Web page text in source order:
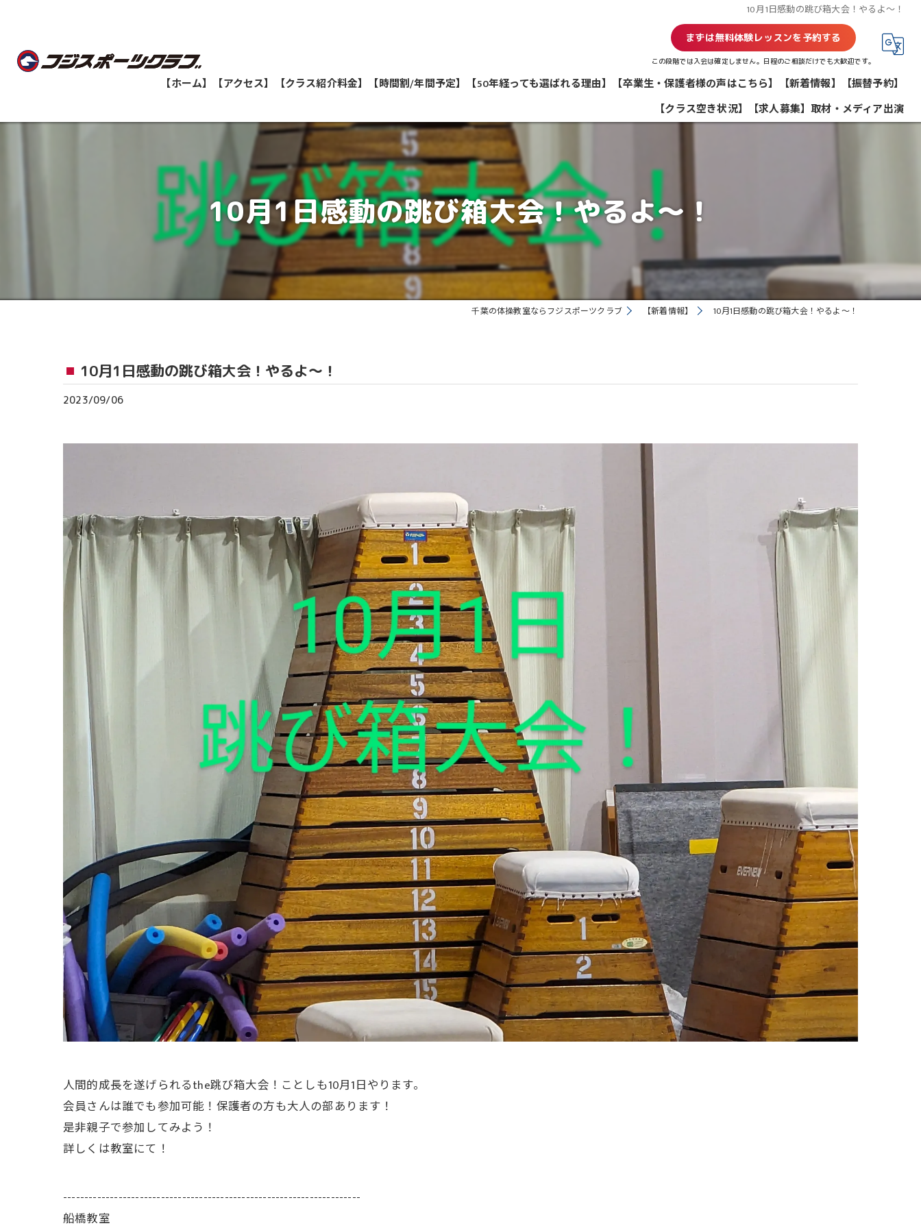
10月1日感動の跳び箱大会！やるよ～！
まずは無料体験レッスンを予約する
この段階では入会は確定しません。日程のご相談だけでも大歓迎です。
【ホーム】 【アクセス】
船橋教室
志津教室
津田沼教室
八千代緑が丘教室
印西牧の原教室
【クラス紹介料金】 【時間割/年間予定】 【50年経っても選ばれる理由】
私たちが教えます
【卒業生・保護者様の声はこちら】 【新着情報】
【振替予約】
【クラス空き状況】
【求人募集】取材・メディア出演
10月1日感動の跳び箱大会！やるよ～！
千葉の体操教室ならフジスポーツクラブ 【新着情報】 10月1日感動の跳び箱大会！やるよ～！
10月1日感動の跳び箱大会！やるよ～！
2023/09/06
人間的成長を遂げられるthe跳び箱大会！ことしも10月1日やります。
会員さんは誰でも参加可能！保護者の方も大人の部あります！
是非親子で参加してみよう！
詳しくは教室にて！
----------------------------------------------------------------------
船橋教室